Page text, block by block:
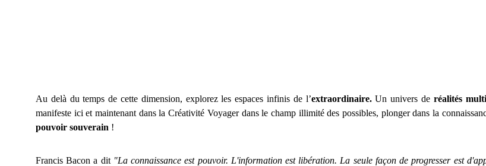
Au delà du temps de cette dimension, explorez les espaces infinis de l’extraordinaire.Un univers de réalités
manifeste ici et maintenant dans la Créativité Voyager dans le champ illimité des possibles, plonger dans la
pouvoir souverain !
Francis Bacon a dit "La connaissance est pouvoir. L'information est libération. La seule façon de progresser est